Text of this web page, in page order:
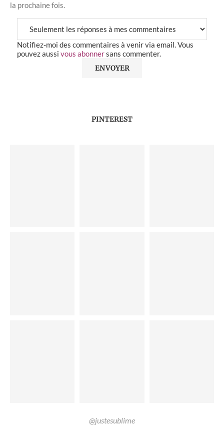
la prochaine fois.
Notifiez-moi des commentaires à venir via email. Vous
pouvez aussi vous abonnersans commenter.
PINTEREST
@justesublime